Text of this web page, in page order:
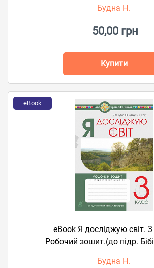
Будна Н.
50,00 грн
Купити
eBook
eBook Я досліджую світ. 3
Робочий зошит.(до підр.
Будна Н.